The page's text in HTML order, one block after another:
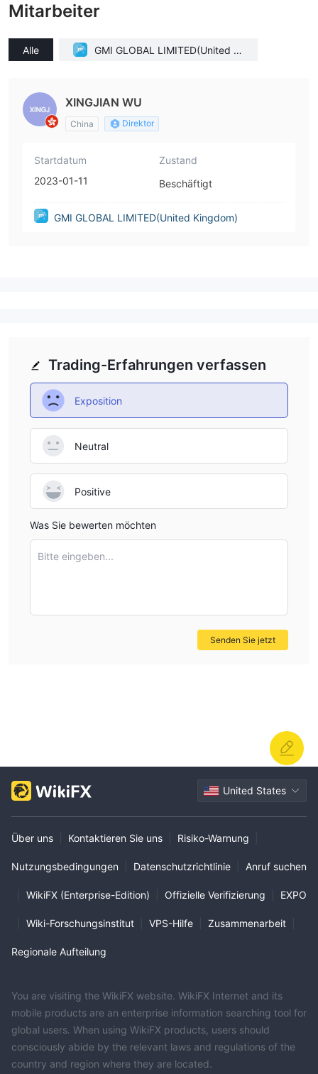
Mitarbeiter
Alle
GMI GLOBAL LIMITED(United Ki
XINGJIAN WU
China Direktor
Startdatum
2023-01-11
Zustand
Beschäftigt
GMI GLOBAL LIMITED(United Kingdom)
Trading-Erfahrungen verfassen
Exposition
Neutral
Positive
Was Sie bewerten möchten
Bitte eingeben...
Senden Sie jetzt
United States
Über uns Kontaktieren Sie uns Risiko-Warnung
Nutzungsbedingungen Datenschutzrichtlinie Anruf suchen
WikiFX (Enterprise-Edition) Offizielle Verifizierung EXPO
Wiki-Forschungsinstitut VPS-Hilfe Zusammenarbeit
Regionale Aufteilung
You are visiting the WikiFX website. WikiFX Internet and its
mobile products are an enterprise information searching tool for
global users. When using WikiFX products, users should
consciously abide by the relevant laws and regulations of the
country and region where they are located.